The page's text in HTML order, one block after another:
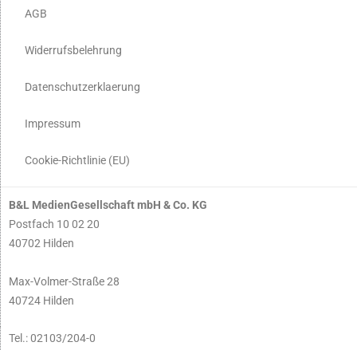
AGB
Widerrufsbelehrung
Datenschutzerklaerung
Impressum
Cookie-Richtlinie (EU)
B&L MedienGesellschaft mbH & Co. KG
Postfach 10 02 20
40702 Hilden
Max-Volmer-Straße 28
40724 Hilden
Tel.: 02103/204-0